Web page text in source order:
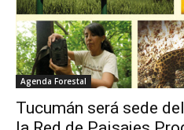
Agenda Forestal
Tucumán será sede